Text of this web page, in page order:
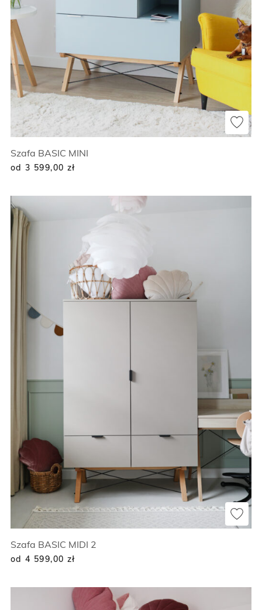
Szafa BASIC MINI
od 3 599,00 zł
Szafa BASIC MIDI 2
od 4 599,00 zł